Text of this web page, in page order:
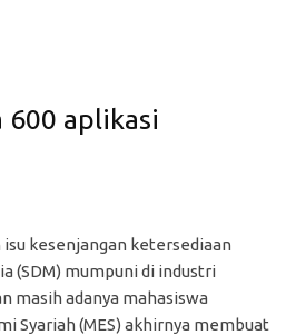
600 aplikasi
kesenjangan ketersediaan
(SDM) mumpuni di industri
masih adanya mahasiswa
Syariah (MES) akhirnya membuat